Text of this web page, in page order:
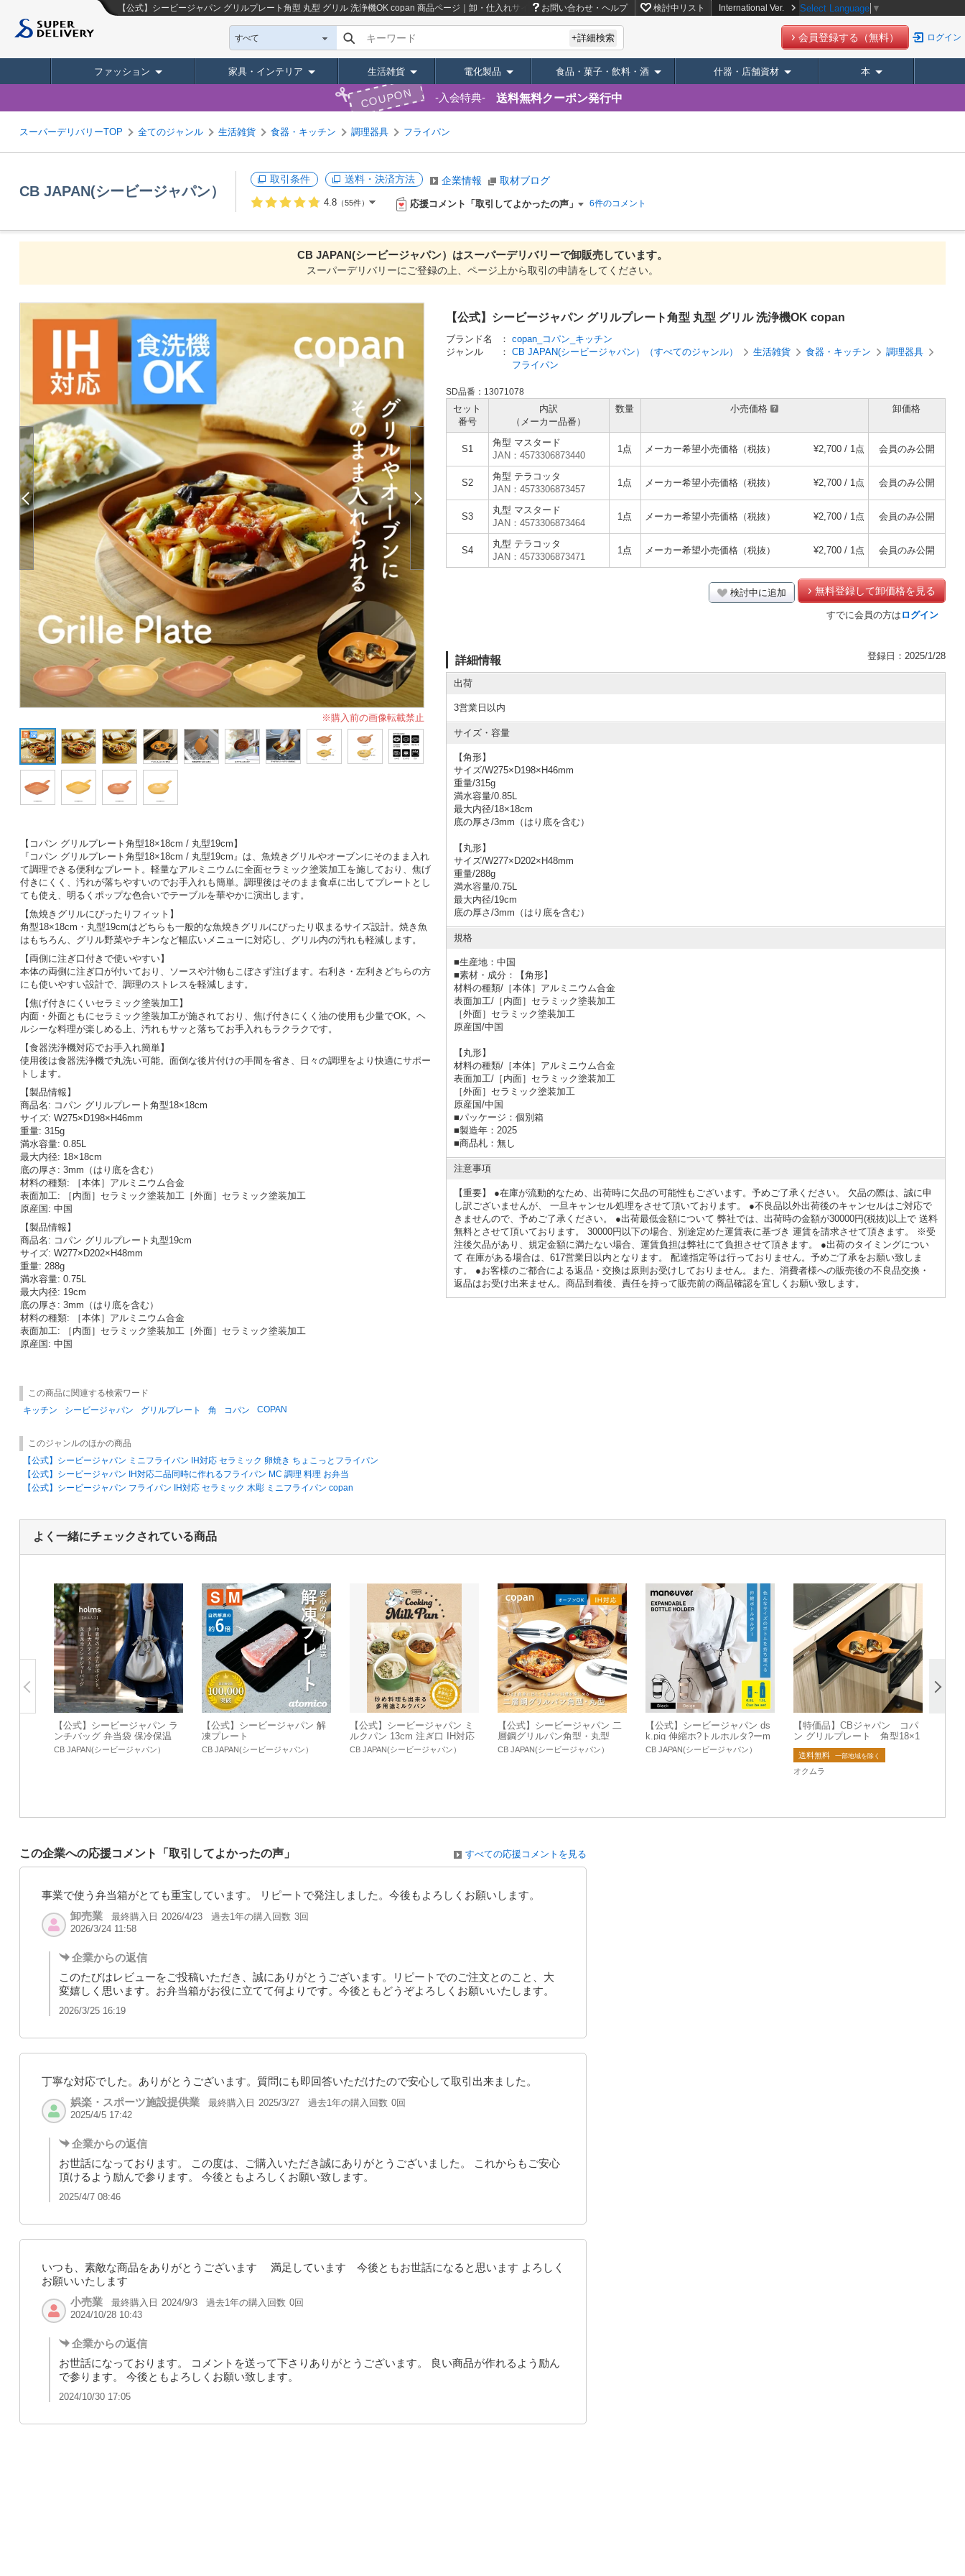
【公式】シービージャパン グリルプレート角型 丸型 グリル 洗浄機OK copan 商品ページ｜卸・仕入れサイト【スーパーデリバリー】
お問い合わせ・ヘルプ 検討中リスト International Ver. Select Language ▼
すべて キーワード +詳細検索 会員登録する（無料） ログイン
ファッション 家具・インテリア 生活雑貨 電化製品 食品・菓子・飲料・酒 什器・店舗資材 本
COUPON 入会特典 送料無料クーポン発行中
スーパーデリバリーTOP 全てのジャンル 生活雑貨 食器・キッチン 調理器具 フライパン
CB JAPAN(シービージャパン）
取引条件 送料・決済方法 企業情報 取材ブログ
4.8（55件） 応援コメント「取引してよかったの声」 6件のコメント
CB JAPAN(シービージャパン）はスーパーデリバリーで卸販売しています。
スーパーデリバリーにご登録の上、ページ上から取引の申請をしてください。
※購入前の画像転載禁止
【コパン グリルプレート角型18×18cm / 丸型19cm】
『コパン グリルプレート角型18×18cm / 丸型19cm』は、魚焼きグリルやオーブンにそのまま入れ
て調理できる便利なプレート。軽量なアルミニウムに全面セラミック塗装加工を施しており、焦げ
付きにくく、汚れが落ちやすいのでお手入れも簡単。調理後はそのまま食卓に出してプレートとし
ても使え、明るくポップな色合いでテーブルを華やかに演出します。
【魚焼きグリルにぴったりフィット】
角型18×18cm・丸型19cmはどちらも一般的な魚焼きグリルにぴったり収まるサイズ設計。焼き魚
はもちろん、グリル野菜やチキンなど幅広いメニューに対応し、グリル内の汚れも軽減します。
【両側に注ぎ口付きで使いやすい】
本体の両側に注ぎ口が付いており、ソースや汁物もこぼさず注げます。右利き・左利きどちらの方
にも使いやすい設計で、調理のストレスを軽減します。
【焦げ付きにくいセラミック塗装加工】
内面・外面ともにセラミック塗装加工が施されており、焦げ付きにくく油の使用も少量でOK。ヘ
ルシーな料理が楽しめる上、汚れもサッと落ちてお手入れもラクラクです。
【食器洗浄機対応でお手入れ簡単】
使用後は食器洗浄機で丸洗い可能。面倒な後片付けの手間を省き、日々の調理をより快適にサポー
トします。
【製品情報】
商品名: コパン グリルプレート角型18×18cm
サイズ: W275×D198×H46mm
重量: 315g
満水容量: 0.85L
最大内径: 18×18cm
底の厚さ: 3mm（はり底を含む）
材料の種類: ［本体］アルミニウム合金
表面加工: ［内面］セラミック塗装加工［外面］セラミック塗装加工
原産国: 中国
【製品情報】
商品名: コパン グリルプレート丸型19cm
サイズ: W277×D202×H48mm
重量: 288g
満水容量: 0.75L
最大内径: 19cm
底の厚さ: 3mm（はり底を含む）
材料の種類: ［本体］アルミニウム合金
表面加工: ［内面］セラミック塗装加工［外面］セラミック塗装加工
原産国: 中国
【公式】シービージャパン グリルプレート角型 丸型 グリル 洗浄機OK copan
ブランド名 ： copan_コパン_キッチン
ジャンル
： CB JAPAN(シービージャパン）（すべてのジャンル） 生活雑貨 食器・キッチン
調理器具
フライパン
SD品番：13071078
セット
番号
内訳
（メーカー品番）
数量 小売価格 卸価格
S1
角型 マスタード
JAN：4573306873440
1点 メーカー希望小売価格（税抜） ¥2,700 / 1点 会員のみ公開
S2
角型 テラコッタ
JAN：4573306873457
1点 メーカー希望小売価格（税抜） ¥2,700 / 1点 会員のみ公開
S3
丸型 マスタード
JAN：4573306873464
1点 メーカー希望小売価格（税抜） ¥2,700 / 1点 会員のみ公開
S4
丸型 テラコッタ
JAN：4573306873471
1点 メーカー希望小売価格（税抜） ¥2,700 / 1点 会員のみ公開
検討中に追加 無料登録して卸価格を見る
すでに会員の方は ログイン
詳細情報 登録日：2025/1/28
出荷
3営業日以内
サイズ・容量
【角形】
サイズ/W275×D198×H46mm
重量/315g
満水容量/0.85L
最大内径/18×18cm
底の厚さ/3mm（はり底を含む）
【丸形】
サイズ/W277×D202×H48mm
重量/288g
満水容量/0.75L
最大内径/19cm
底の厚さ/3mm（はり底を含む）
規格
■生産地：中国
■素材・成分：【角形】
材料の種類/［本体］アルミニウム合金
表面加工/［内面］セラミック塗装加工
［外面］セラミック塗装加工
原産国/中国
【丸形】
材料の種類/［本体］アルミニウム合金
表面加工/［内面］セラミック塗装加工
［外面］セラミック塗装加工
原産国/中国
■パッケージ：個別箱
■製造年：2025
■商品札：無し
注意事項
【重要】 ●在庫が流動的なため、出荷時に欠品の可能性もございます。予めご了承ください。 欠品の際は、誠に申
し訳ございませんが、 一旦キャンセル処理をさせて頂いております。 ●不良品以外出荷後のキャンセルはご対応で
きませんので、予めご了承ください。 ●出荷最低金額について 弊社では、出荷時の金額が30000円(税抜)以上で 送料
無料とさせて頂いております。 30000円以下の場合、別途定めた運賃表に基づき 運賃を請求させて頂きます。 ※受
注後欠品があり、規定金額に満たない場合、運賃負担は弊社にて負担させて頂きます。 ●出荷のタイミングについ
て 在庫がある場合は、617営業日以内となります。 配達指定等は行っておりません。予めご了承をお願い致しま
す。 ●お客様のご都合による返品・交換は原則お受けしておりません。また、消費者様への販売後の不良品交換・
返品はお受け出来ません。商品到着後、責任を持って販売前の商品確認を宜しくお願い致します。
この商品に関連する検索ワード
キッチン
シービージャパン グリルプレート 角 コパン COPAN
このジャンルのほかの商品
【公式】シービージャパン ミニフライパン IH対応 セラミック 卵焼き ちょこっとフライパン
【公式】シービージャパン IH対応二品同時に作れるフライパン MC 調理 料理 お弁当
【公式】シービージャパン フライパン IH対応 セラミック 木彫 ミニフライパン copan
よく一緒にチェックされている商品
【公式】シービージャパン ラ
ンチバッグ 弁当袋 保冷保温
巾着型 ランチジャーバック ho
CB JAPAN(シービージャパン）
【公式】シービージャパン 解
凍プレート
CB JAPAN(シービージャパン）
【公式】シービージャパン ミ
ルクパン 13cm 注ぎ口 IH対応
多用途ミルクパン 13cm
CB JAPAN(シービージャパン）
【公式】シービージャパン 二
層鋼グリルパン角型・丸型
CB JAPAN(シービージャパン）
【公式】シービージャパン ds
k.pig 伸縮ホ?トルホルタ?ーm
aneuver ペットボトル 伸縮
CB JAPAN(シービージャパン）
【特価品】CBジャパン コパ
ン グリルプレート 角型18×1
8㎝ テラコッタ
送料無料 一部地域を除く
オクムラ
この企業への応援コメント「取引してよかったの声」 すべての応援コメントを見る
事業で使う弁当箱がとても重宝しています。 リピートで発注しました。今後もよろしくお願いします。
卸売業
最終購入日 2026/4/23 過去1年の購入回数 3回
2026/3/24 11:58
企業からの返信
このたびはレビューをご投稿いただき、誠にありがとうございます。リピートでのご注文とのこと、大
変嬉しく思います。お弁当箱がお役に立てて何よりです。今後ともどうぞよろしくお願いいたします。
2026/3/25 16:19
丁寧な対応でした。ありがとうございます。質問にも即回答いただけたので安心して取引出来ました。
娯楽・スポーツ施設提供業
最終購入日 2025/3/27 過去1年の購入回数 0回
2025/4/5 17:42
企業からの返信
お世話になっております。 この度は、ご購入いただき誠にありがとうございました。 これからもご安心
頂けるよう励んで参ります。 今後ともよろしくお願い致します。
2025/4/7 08:46
いつも、素敵な商品をありがとうございます 満足しています 今後ともお世話になると思います よろしく
お願いいたします
小売業
最終購入日 2024/9/3 過去1年の購入回数 0回
2024/10/28 10:43
企業からの返信
お世話になっております。 コメントを送って下さりありがとうございます。 良い商品が作れるよう励ん
で参ります。 今後ともよろしくお願い致します。
2024/10/30 17:05